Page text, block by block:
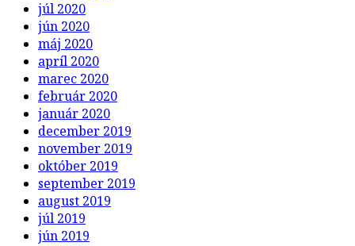
júl 2020
jún 2020
máj 2020
apríl 2020
marec 2020
február 2020
január 2020
december 2019
november 2019
október 2019
september 2019
august 2019
júl 2019
jún 2019